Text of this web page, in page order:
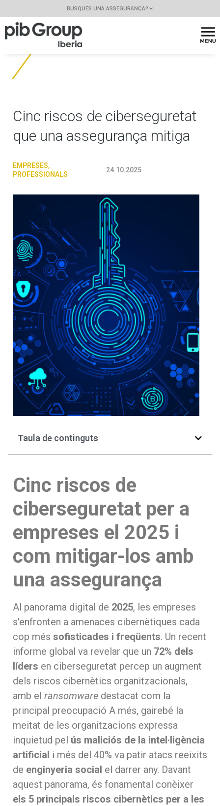
BUSQUES UNA ASSEGURANÇA?
Cinc riscos de ciberseguretat
que una assegurança mitiga
EMPRESES,
PROFESSIONALS
24.10.2025
Taula de continguts
Cinc riscos de
ciberseguretat per a
empreses el 2025 i
com mitigar-los amb
una assegurança
Al panorama digital de 2025, les empreses
s'enfronten a amenaces cibernètiques cada
cop més sofisticades i freqüents. Un recent
informe global va revelar que un 72% dels
líders en ciberseguretat percep un augment
dels riscos cibernètics organitzacionals,
amb el ransomware destacat com la
principal preocupació A més, gairebé la
meitat de les organitzacions expressa
inquietud pel ús maliciós de la intel·ligència
artificial i més del 40% va patir atacs reeixits
de enginyeria social el darrer any. Davant
aquest panorama, és fonamental conèixer
els 5 principals riscos cibernètics per a les